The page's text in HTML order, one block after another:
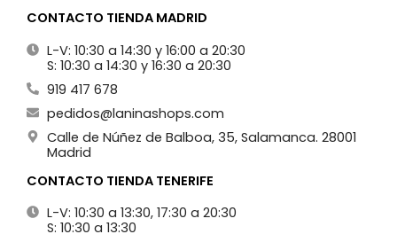
CONTACTO TIENDA MADRID
L-V: 10:30 a 14:30 y 16:00 a 20:30
S: 10:30 a 14:30 y 16:30 a 20:30
919 417 678
pedidos@laninashops.com
Calle de Núñez de Balboa, 35, Salamanca. 28001
Madrid
CONTACTO TIENDA TENERIFE
L-V: 10:30 a 13:30, 17:30 a 20:30
S: 10:30 a 13:30